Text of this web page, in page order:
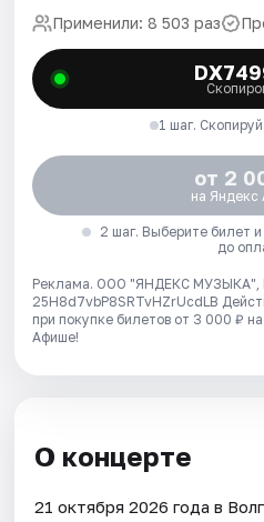
Применили: 8 503 раз
1 шаг.
от 2
на Яндекс
2 шаг. Выберите билет
до
Реклама. ООО "ЯНДЕКС МУЗЫКА",
25H8d7vbP8SRTvHZrUcdLB
при покупке билетов от 3 000 ₽
Афише!
О концерте
21 октября 2026 года в